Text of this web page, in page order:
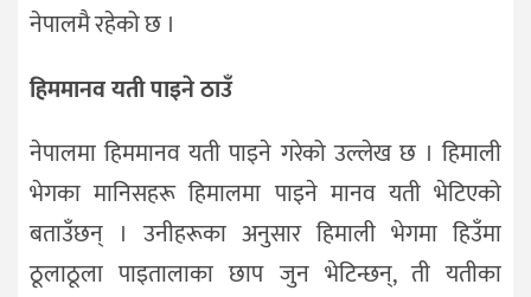
नेपालमै रहेको छ ।
हिममानव यती पाइने ठाउँ
नेपालमा हिममानव यती पाइने गरेको उल्लेख छ । हिमाली
भेगका मानिसहरू हिमालमा पाइने मानव यती भेटिएको
बताउँछन् । उनीहरूका अनुसार हिमाली भेगमा हिउँमा
ठूलाठूला पाइतालाका छाप जुन भेटिन्छन्, ती यतीका